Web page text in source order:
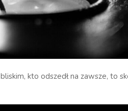
kto odszedł na zawsze, to